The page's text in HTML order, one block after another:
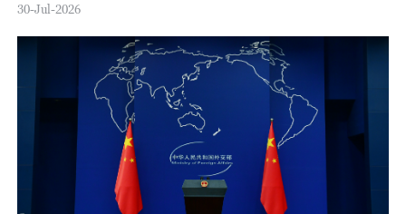
30-Jul-2026